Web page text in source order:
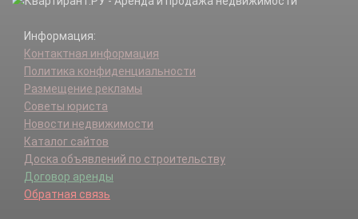
Информация:
Контактная информация
Политика конфиденциальности
Размещение рекламы
Советы юриста
Новости недвижимости
Каталог сайтов
Доска объявлений по строительству
Договор аренды
Обратная связь